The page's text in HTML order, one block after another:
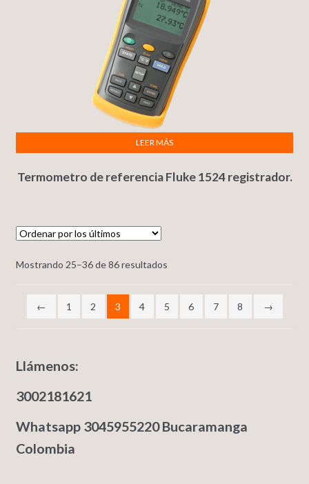
Termometro de referencia Fluke 1524 registrador.
LEER MÁS
Mostrando 25–36 de 86 resultados
← 1 2 3 4 5 6 7 8 →
Llámenos:
3002181621
Whatsapp 3045955220 Bucaramanga
Colombia